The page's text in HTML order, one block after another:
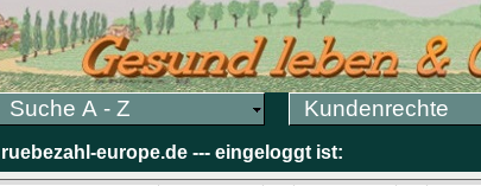
Suche A - Z Kundenrechte
ruebezahl-europe.de --- eingeloggt ist: